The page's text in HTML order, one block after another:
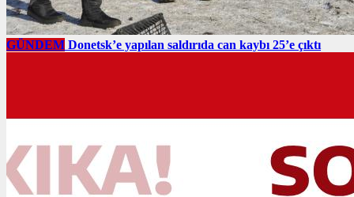
GÜNDEM Donetsk’e yapılan saldırıda can kaybı 25’e çıktı